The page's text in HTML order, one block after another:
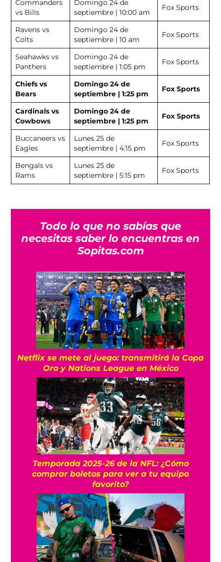
Commanders
vs Bills
Domingo 24 de
septiembre | 10:00 am
Fox Sports
Ravens vs
Colts
Domingo 24 de
septiembre | 10 am
Fox Sports
Seahawks vs
Panthers
Domingo 24 de
septiembre | 1:05 pm
Fox Sports
Chiefs vs
Bears
Domingo 24 de
septiembre | 1:25 pm
Fox Sports
Cardinals vs
Cowbows
Domingo 24 de
septiembre | 1:25 pm
Fox Sports
Buccaneers vs
Eagles
Lunes 25 de
septiembre | 4:15 pm
Fox Sports
Bengals vs
Rams
Lunes 25 de
septiembre | 5:15 pm
Fox Sports
Todo lo que no sabías que
necesitas saber lo encuentras en
Sopitas.com
Netflix se mete al juego: transmitirá la Copa
Oro y Nations League en México
Temporada 2025-26 de la NFL: ¿Cómo
comprar boletos para ver a tu equipo
favorito?